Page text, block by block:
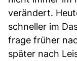
verändert.
schneller im
frage früher
später nach